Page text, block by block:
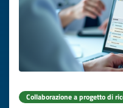
Collaborazione a progetto di